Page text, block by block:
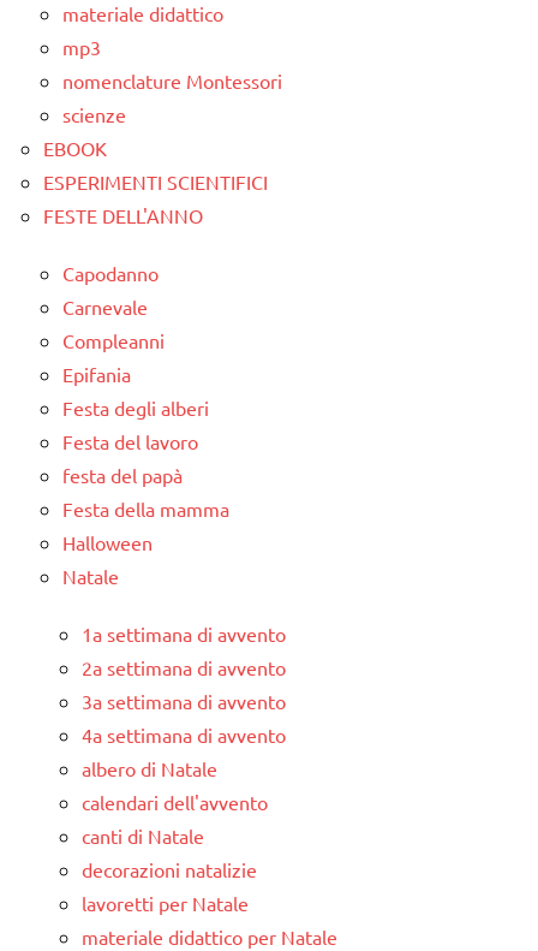
materiale didattico
mp3
nomenclature Montessori
scienze
EBOOK
ESPERIMENTI SCIENTIFICI
FESTE DELL'ANNO
Capodanno
Carnevale
Compleanni
Epifania
Festa degli alberi
Festa del lavoro
festa del papà
Festa della mamma
Halloween
Natale
1a settimana di avvento
2a settimana di avvento
3a settimana di avvento
4a settimana di avvento
albero di Natale
calendari dell'avvento
canti di Natale
decorazioni natalizie
lavoretti per Natale
materiale didattico per Natale